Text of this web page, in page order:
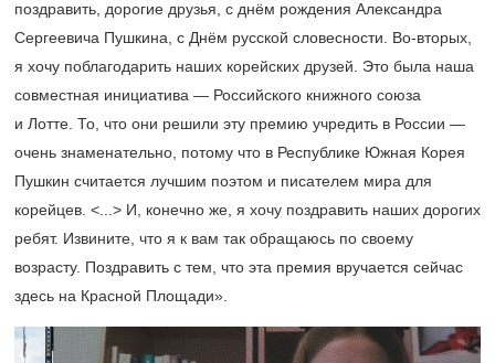
поздравить, дорогие друзья, с днём рождения Александра
Сергеевича Пушкина, с Днём русской словесности. Во-вторых,
я хочу поблагодарить наших корейских друзей. Это была наша
совместная инициатива — Российского книжного союза
и Лотте. То, что они решили эту премию учредить в России —
очень знаменательно, потому что в Республике Южная Корея
Пушкин считается лучшим поэтом и писателем мира для
корейцев. <...> И, конечно же, я хочу поздравить наших дорогих
ребят. Извините, что я к вам так обращаюсь по своему
возрасту. Поздравить с тем, что эта премия вручается сейчас
здесь на Красной Площади».